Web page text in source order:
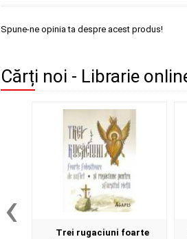
Spune-ne opinia ta despre acest produs!
Cărți noi - Librarie
‹
Trei rugaciuni foarte